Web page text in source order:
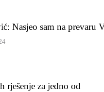
Nasjeo sam na prevaru
rješenje za jedno od